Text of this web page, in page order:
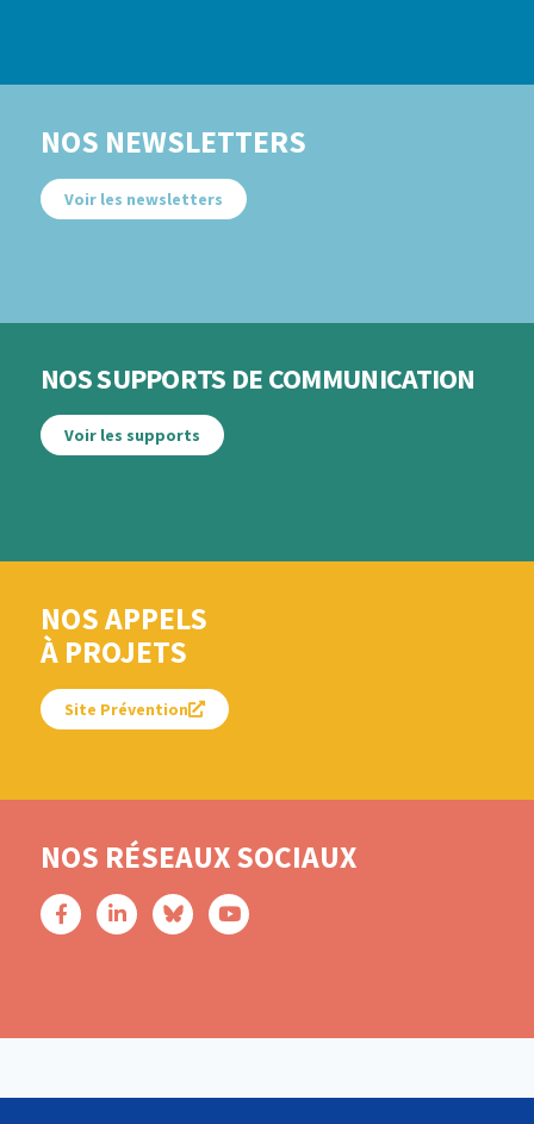
NOS NEWSLETTERS
Voir les newsletters
NOS SUPPORTS DE COMMUNICATION
Voir les supports
NOS APPELS
À PROJETS
Site Prévention
NOS RÉSEAUX SOCIAUX